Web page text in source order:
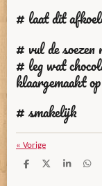
# laat dit
# vul de soezen
# leg wat
klaargemaakt
# smakelijk
« Vorige
D
D
S
D